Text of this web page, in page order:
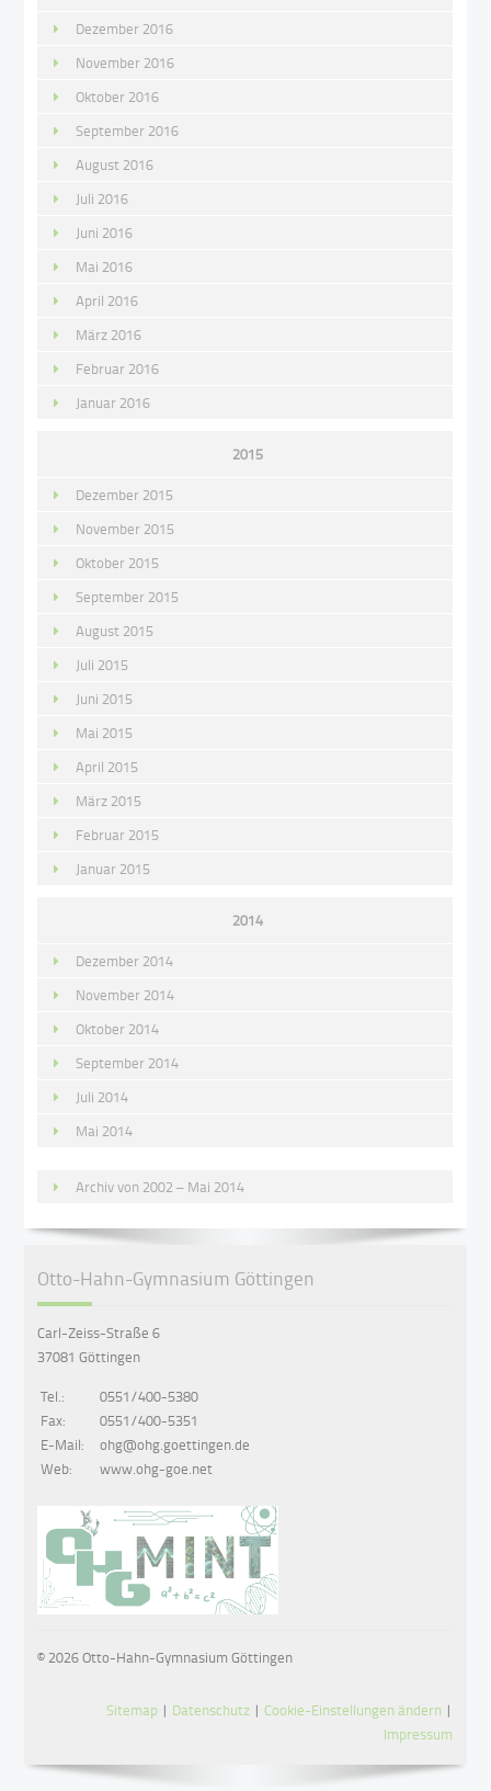
Dezember 2016
November 2016
Oktober 2016
September 2016
August 2016
Juli 2016
Juni 2016
Mai 2016
April 2016
März 2016
Februar 2016
Januar 2016
2015
Dezember 2015
November 2015
Oktober 2015
September 2015
August 2015
Juli 2015
Juni 2015
Mai 2015
April 2015
März 2015
Februar 2015
Januar 2015
2014
Dezember 2014
November 2014
Oktober 2014
September 2014
Juli 2014
Mai 2014
Archiv von 2002 – Mai 2014
Otto-Hahn-Gymnasium Göttingen
Carl-Zeiss-Straße 6
37081 Göttingen
Tel.:
0551/400-5380
Fax:
0551/400-5351
E-Mail:
ohg@ohg.goettingen.de
Web:
www.ohg-goe.net
© 2026 Otto-Hahn-Gymnasium Göttingen
Sitemap | Datenschutz |Cookie-Einstellungen ändern |
Impressum